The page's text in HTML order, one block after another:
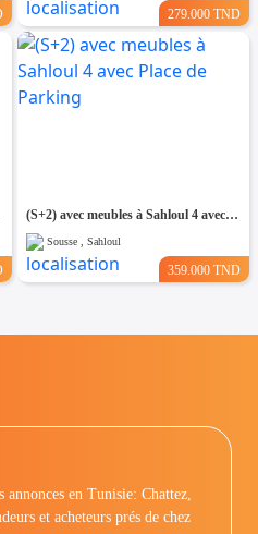
279.000 TND
(S+2) avec meubles à Sahloul 4 avec Place de Parking
Sousse , Sahloul
359.000 TND
annonces en Tunisie: Chattez,
et acheteurs prés de chez